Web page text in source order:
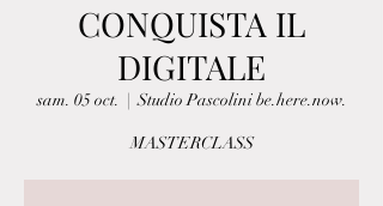
CONQUISTA IL
DIGITALE
sam. 05 oct.
  |
Studio Pascolini be.here.now.
MASTERCLASS